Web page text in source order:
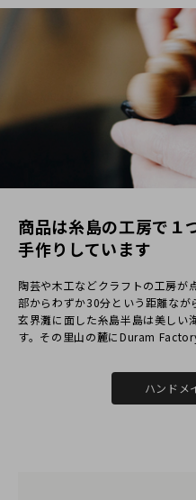
気に入っていただけたようでと
使用するにつれどんどん馴染
ご使用いただき経年変化を楽
今後ともどうぞよろしくお願い
女性
今回、グリーンを購入しまし
好きで、いろいろ買っていま
に入りました。派手すぎず、
いながら上品で、きわめて存
サイズ的にはパスポートにも
入るんじゃないかなと思い
少し小さいですが。ネイビ
商品は⽷島の⼯房で１
⼿作りしています
陶芸や⽊⼯などクラフトの⼯房が
部からわずか30分という距離なが
⽞界灘に⾯した⽷島半島は美しい
す。その⾥⼭の麓にDuram
ハンドメ